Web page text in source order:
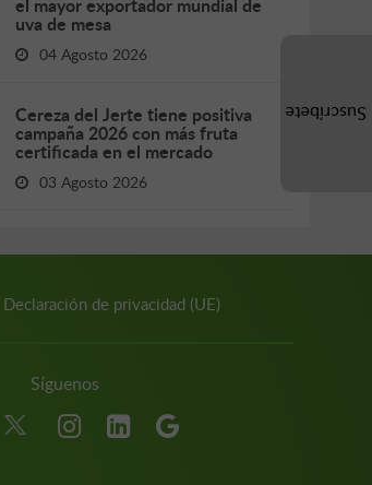
uva de mesa
04 Agosto 2026
Cereza del Jerte tiene positiva
campaña 2026 con más fruta
certificada en el mercado
03 Agosto 2026
Declaración de privacidad (UE)
Síguenos
Suscríbete